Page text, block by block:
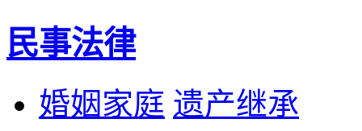
民事法律
婚姻家庭 遗产继承